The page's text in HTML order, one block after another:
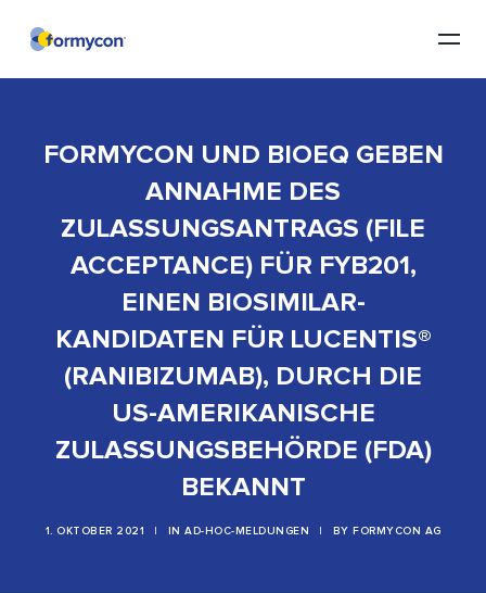
FORMYCON UND BIOEQ GEBEN
ANNAHME DES
ZULASSUNGSANTRAGS (FILE
ACCEPTANCE) FÜR FYB201,
EINEN BIOSIMILAR-
KANDIDATEN FÜR LUCENTIS®
(RANIBIZUMAB), DURCH DIE
US-AMERIKANISCHE
ZULASSUNGSBEHÖRDE (FDA)
BEKANNT
1. OKTOBER 2021 IN AD-HOC-MELDUNGEN BY FORMYCON AG